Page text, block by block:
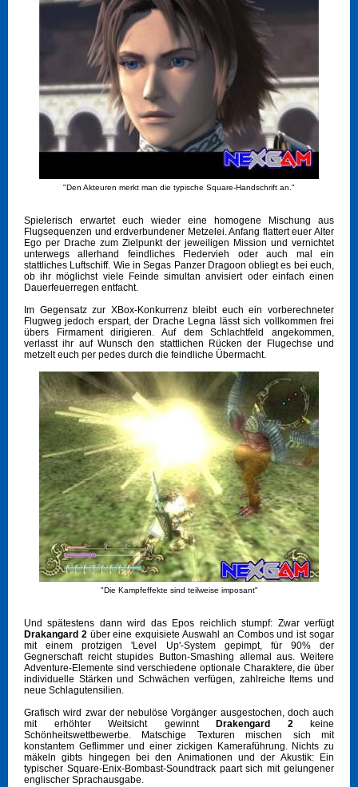
"Den Akteuren merkt man die typische Square-Handschrift an."
Spielerisch erwartet euch wieder eine homogene Mischung aus
Flugsequenzen und erdverbundener Metzelei. Anfang flattert euer Alter
Ego per Drache zum Zielpunkt der jeweiligen Mission und vernichtet
unterwegs allerhand feindliches Fledervieh oder auch mal ein
stattliches Luftschiff. Wie in Segas Panzer Dragoon obliegt es bei euch,
ob ihr möglichst viele Feinde simultan anvisiert oder einfach einen
Dauerfeuerregen entfacht.
Im Gegensatz zur XBox-Konkurrenz bleibt euch ein vorberechneter
Flugweg jedoch erspart, der Drache Legna lässt sich vollkommen frei
übers Firmament dirigieren. Auf dem Schlachtfeld angekommen,
verlasst ihr auf Wunsch den stattlichen Rücken der Flugechse und
metzelt euch per pedes durch die feindliche Übermacht.
"Die Kampfeffekte sind teilweise imposant"
Und spätestens dann wird das Epos reichlich stumpf: Zwar verfügt
Drakangard 2über eine exquisiete Auswahl an Combos und ist sogar
mit einem protzigen 'Level Up'-System gepimpt, für 90% der
Gegnerschaft reicht stupides Button-Smashing allemal aus. Weitere
Adventure-Elemente sind verschiedene optionale Charaktere, die über
individuelle Stärken und Schwächen verfügen, zahlreiche Items und
neue Schlagutensilien.
Grafisch wird zwar der nebulöse Vorgänger ausgestochen, doch auch
mit erhöhter Weitsicht gewinnt
Drakengard 2keine
Schönheitswettbewerbe. Matschige Texturen mischen sich mit
konstantem Geflimmer und einer zickigen Kameraführung. Nichts zu
mäkeln gibts hingegen bei den Animationen und der Akustik: Ein
typischer Square-Enix-Bombast-Soundtrack paart sich mit gelungener
englischer Sprachausgabe.